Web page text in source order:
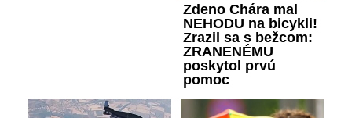
Zdeno Chára mal
NEHODU na bicykli!
Zrazil sa s bežcom:
ZRANENÉMU
poskytol prvú
pomoc